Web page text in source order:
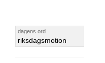
dagens ord
riksdagsmotion